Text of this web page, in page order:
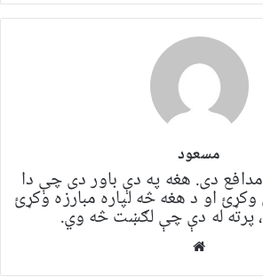
مسعود
دی. هغه په ​​​​دې باور دی چې دا
او د هغه څه لپاره مبارزه وکړئ
له دې چې لګښت څه وي.